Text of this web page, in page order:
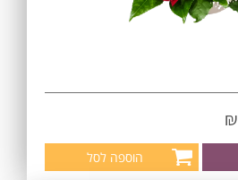
₪
הוספה לסל